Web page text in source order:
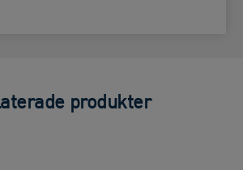
produkter